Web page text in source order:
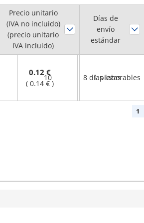
RoHS ?
Cantidad
mínima de
pedido
10 1 piezas
Precio unitario
(IVA no incluido)
(precio unitario
IVA incluido)
Días de
envío
estándar
0.12 €
( 0.14 € )
8 días laborables
1